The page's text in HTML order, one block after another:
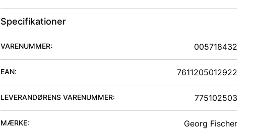
Specifikationer
VARENUMMER: 005718432
EAN: 7611205012922
LEVERANDØRENS VARENUMMER: 775102503
MÆRKE: Georg Fischer